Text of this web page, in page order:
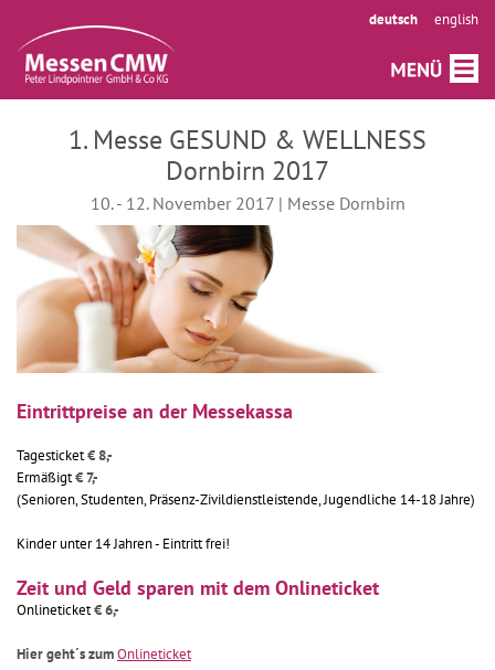
deutsch english
1. Messe GESUND & WELLNESS
Dornbirn 2017
10. - 12. November 2017 | Messe Dornbirn
Eintrittpreise an der Messekassa
Tagesticket€ 8,-
Ermäßigt€ 7,-
(Senioren, Studenten, Präsenz-Zivildienstleistende, Jugendliche 14-18 Jahre)
Kinder unter 14 Jahren - Eintritt frei!
Zeit und Geld sparen mit dem Onlineticket
Onlineticket€ 6,-
Hier geht´s zumOnlineticket